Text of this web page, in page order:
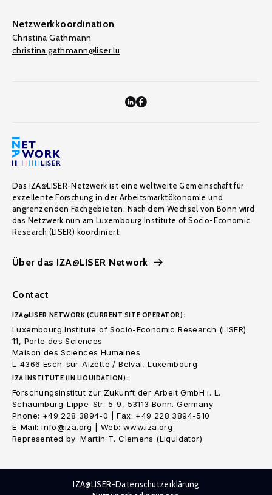
Netzwerkkoordination
Christina Gathmann
christina.gathmann@liser.lu
Das IZA@LISER-Netzwerk ist eine weltweite Gemeinschaft für
exzellente Forschung in der Arbeitsmarktökonomie und
angrenzenden Fachgebieten. Nach dem Wechsel von Bonn wird
das Netzwerk nun am Luxembourg Institute of Socio-Economic
Research (LISER) koordiniert.
Über das IZA@LISER Network
Contact
IZA@LISER NETWORK (CURRENT SITE OPERATOR):
Luxembourg Institute of Socio-Economic Research (LISER)
11, Porte des Sciences
Maison des Sciences Humaines
L-4366 Esch-sur-Alzette / Belval, Luxembourg
IZA INSTITUTE (IN LIQUIDATION):
Forschungsinstitut zur Zukunft der Arbeit GmbH i. L.
Schaumburg-Lippe-Str. 5-9, 53113 Bonn. Germany
Phone: +49 228 3894-0 | Fax: +49 228 3894-510
E-Mail: info@iza.org | Web: www.iza.org
Represented by: Martin T. Clemens (Liquidator)
IZA@LISER-Datenschutzerklärung